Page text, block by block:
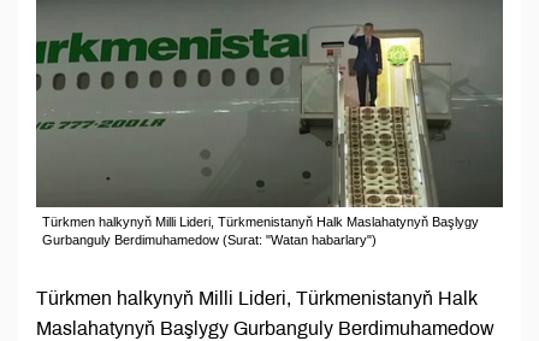
Türkmen halkynyň Milli Lideri, Türkmenistanyň Halk Maslahatynyň Başlygy
Gurbanguly Berdimuhamedow (Surat: "Watan habarlary")
Türkmen halkynyň Milli Lideri, Türkmenistanyň Halk
Maslahatynyň Başlygy Gurbanguly Berdimuhamedow